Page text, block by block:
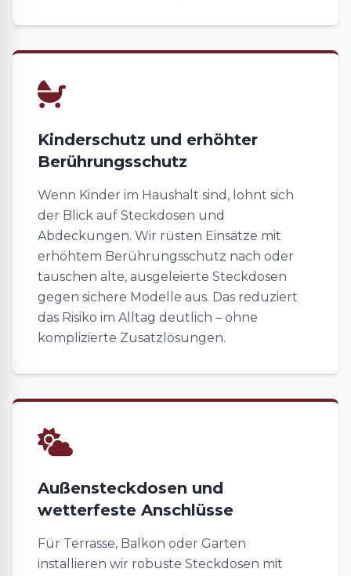
Kinderschutz und erhöhter
Berührungsschutz
Wenn Kinder im Haushalt sind, lohnt sich
der Blick auf Steckdosen und
Abdeckungen. Wir rüsten Einsätze mit
erhöhtem Berührungsschutz nach oder
tauschen alte, ausgeleierte Steckdosen
gegen sichere Modelle aus. Das reduziert
das Risiko im Alltag deutlich – ohne
komplizierte Zusatzlösungen.
Außensteckdosen und
wetterfeste Anschlüsse
Für Terrasse, Balkon oder Garten
installieren wir robuste Steckdosen mit